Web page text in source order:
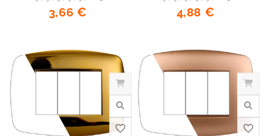
3,66 € 4,88 €